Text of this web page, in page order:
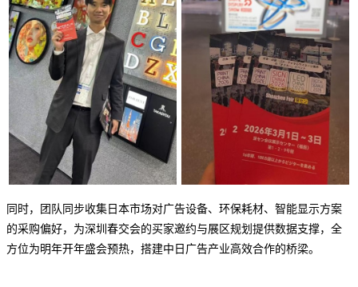
同时，团队同步收集日本市场对广告设备、环保耗材、智能显示方案
的采购偏好，为深圳春交会的买家邀约与展区规划提供数据支撑，全
方位为明年开年盛会预热，搭建中日广告产业高效合作的桥梁。